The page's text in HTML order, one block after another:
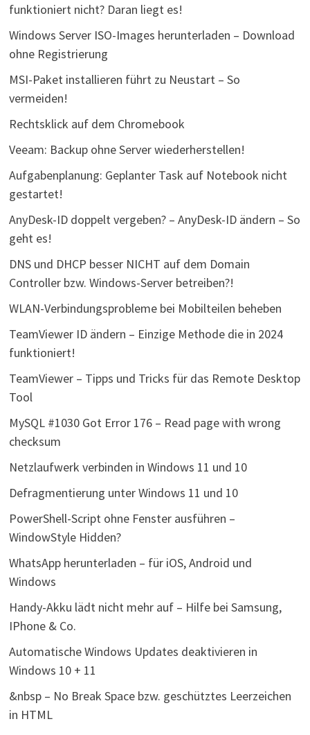
funktioniert nicht? Daran liegt es!
Windows Server ISO-Images herunterladen – Download
ohne Registrierung
MSI-Paket installieren führt zu Neustart – So
vermeiden!
Rechtsklick auf dem Chromebook
Veeam: Backup ohne Server wiederherstellen!
Aufgabenplanung: Geplanter Task auf Notebook nicht
gestartet!
AnyDesk-ID doppelt vergeben? – AnyDesk-ID ändern – So
geht es!
DNS und DHCP besser NICHT auf dem Domain
Controller bzw. Windows-Server betreiben?!
WLAN-Verbindungsprobleme bei Mobilteilen beheben
TeamViewer ID ändern – Einzige Methode die in 2024
funktioniert!
TeamViewer – Tipps und Tricks für das Remote Desktop
Tool
MySQL #1030 Got Error 176 – Read page with wrong
checksum
Netzlaufwerk verbinden in Windows 11 und 10
Defragmentierung unter Windows 11 und 10
PowerShell-Script ohne Fenster ausführen –
WindowStyle Hidden?
WhatsApp herunterladen – für iOS, Android und
Windows
Handy-Akku lädt nicht mehr auf – Hilfe bei Samsung,
IPhone & Co.
Automatische Windows Updates deaktivieren in
Windows 10 + 11
&nbsp – No Break Space bzw. geschütztes Leerzeichen
in HTML